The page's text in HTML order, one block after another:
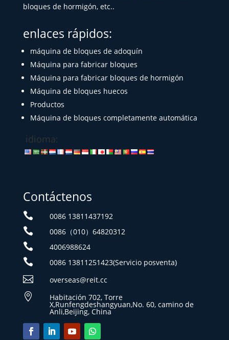
bloques de hormigón, etc..
enlaces rápidos:
máquina de bloques de adoquín
Máquina para fabricar bloques
Máquina para fabricar bloques de hormigón
Máquina de bloques huecos
Productos
Máquina de bloques completamente automática
idioma:
Contáctenos
 0086 13811437192
 0086（010）64820312
 4006988624
 0086 13811251423(Servicio posventa)
 overseas@reit.cc
 Habitación 702, Torre
X,Runfengdeshangyuan,No. 60, camino de
Anli,Beijing, China